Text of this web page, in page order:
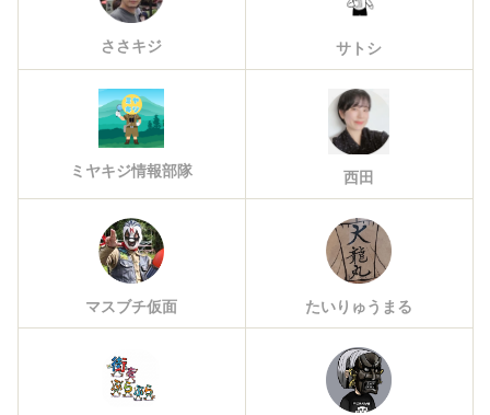
ささキジ サトシ
ミヤキジ情報部隊 西田
マスブチ仮面 たいりゅうまる